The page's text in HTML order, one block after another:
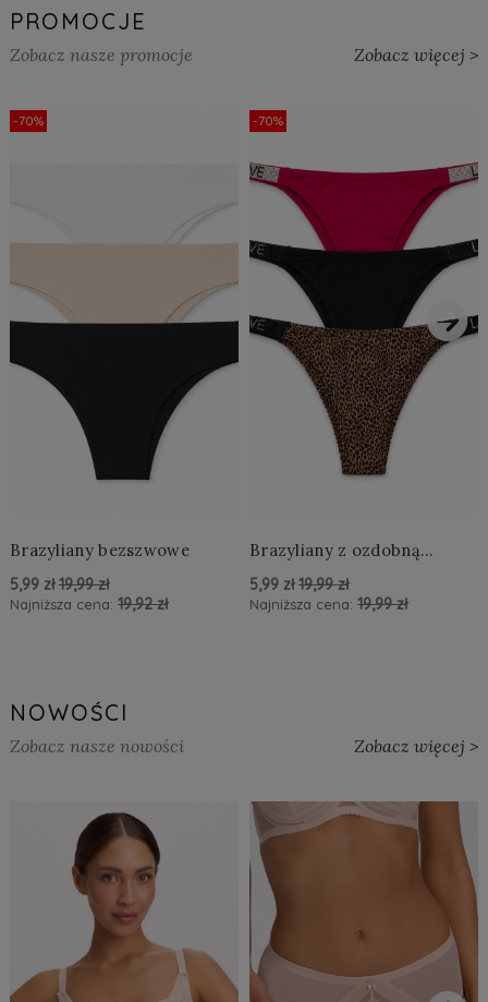
PROMOCJE
Zobacz nasze promocje Zobacz więcej >
Brazyliany bezszwowe
5,99 zł 19,99 zł
Najniższa cena: 19,92 zł
-70%
Brazyliany z ozdobną
5,99 zł 19,99 zł
Najniższa cena: 19,99 zł
-70%
›
NOWOŚCI
Zobacz nasze nowości Zobacz więcej >